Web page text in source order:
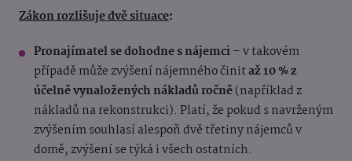
Zákon rozlišuje dvě situace:
Pronajímatel se dohodne s nájemci– v takovém
případě může zvýšení nájemného činitaž 10 % z
účelně vynaložených nákladů ročně(například z
nákladů na rekonstrukci). Platí, že pokud s navrženým
zvýšením souhlasí alespoň dvě třetiny nájemců v
domě, zvýšení se týká i všech ostatních.